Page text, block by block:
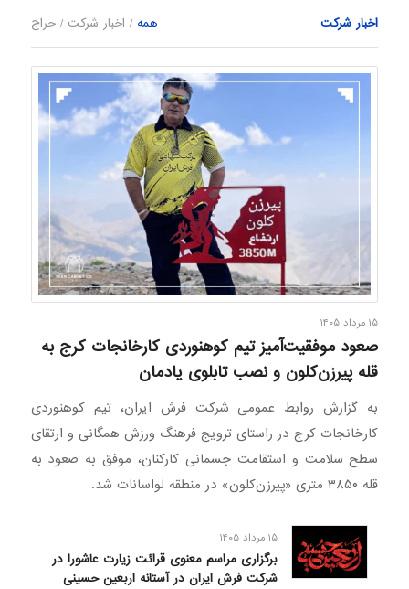
اخبار شرکت همه / اخبار شرکت / حراج
۱۵ مرداد ۱۴۰۵
صعود موفقیت‌آمیز تیم کوهنوردی کارخانجات کرج به
قله پیرزن‌کلون و نصب تابلوی یادمان
به گزارش روابط عمومی شرکت فرش ایران، تیم کوهنوردی
کارخانجات کرج در راستای ترویج فرهنگ ورزش همگانی و ارتقای
سطح سلامت و استقامت جسمانی کارکنان، موفق به صعود به
قله ۳۸۵۰ متری «پیرزن‌کلون» در منطقه لواسانات شد.
۱۵ مرداد ۱۴۰۵
برگزاری مراسم معنوی قرائت زیارت عاشورا در
شرکت فرش ایران در آستانه اربعین حسینی